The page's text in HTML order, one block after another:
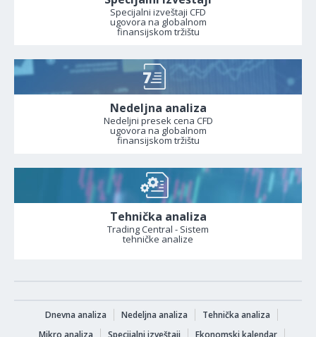
Specijalni izveštaji CFD
ugovora na globalnom
finansijskom tržištu
Nedeljna analiza
Nedeljni presek cena CFD
ugovora na globalnom
finansijskom tržištu
Tehnička analiza
Trading Central - Sistem
tehničke analize
Dnevna analiza Nedeljna analiza
Tehnička analiza
Mikro analiza
Specijalni izveštaji Ekonomski kalendar